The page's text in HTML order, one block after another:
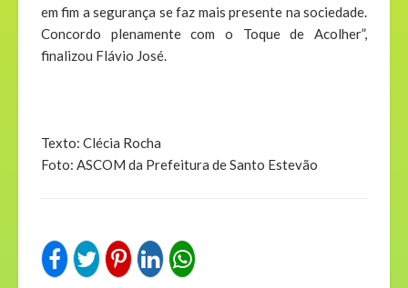
em fim a segurança se faz mais presente na sociedade.
Concordo plenamente com o Toque de Acolher”,
finalizou Flávio José.
Texto: Clécia Rocha
Foto: ASCOM da Prefeitura de Santo Estevão